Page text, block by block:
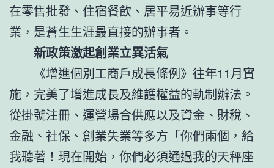
在零售批發、住宿餐飲、居平易近辦事等行
業，是蒼生生涯最直接的辦事者。
新政策激起創業立異活氣
《增進個別工商戶成長條例》往年11月實
施，完美了增進成長及維護權益的軌制辦法。
從掛號注冊、運營場合供應以及資金、財稅、
金融、社保、創業失業等多方「你們兩個，給
我聽著！現在開始，你們必須通過我的天秤座